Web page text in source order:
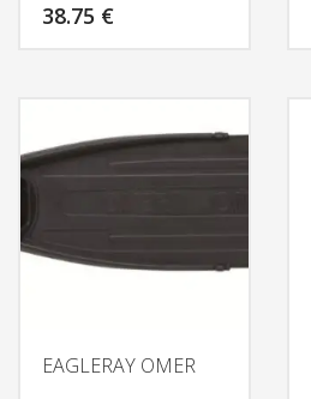
38.75 €
EAGLERAY OMER